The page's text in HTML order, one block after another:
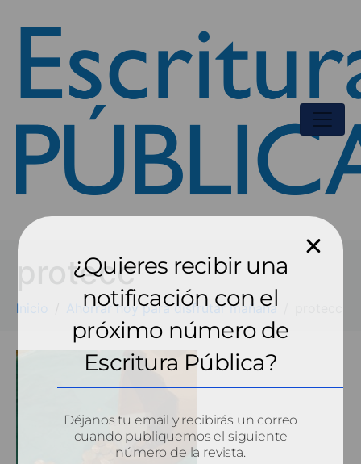
protecc
Inicio Ahorrar hoy para disfrutar mañana
¿Quieres recibir una
notificación con el
próximo número de
Escritura Pública?
Déjanos tu email y recibirás un correo
cuando publiquemos el siguiente
número de la revista.